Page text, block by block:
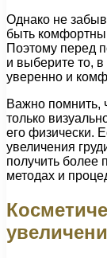
Однако не
быть
Поэтому перед
и выберите то,
уверенно и
Важно помнить,
только
его физически.
увеличения
получить
методах и